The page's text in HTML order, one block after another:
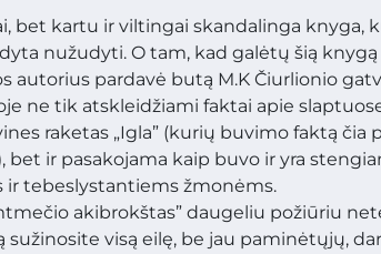
bet kartu ir viltingai skandalinga
nužudyti. O tam, kad galėtų šią
autorius pardavė butą M.K Čiurlionio
ne tik atskleidžiami faktai apie
raketas „Igla” (kurių buvimo faktą čia
bet ir pasakojama kaip buvo ir yra
ir tebeslystantiems žmonėms.
akibrokštas” daugeliu požiūriu
sužinosite visą eilę, be jau paminėtųjų,